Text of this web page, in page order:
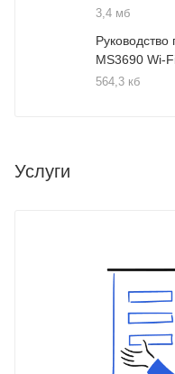
3,4 мб
MS3690 Wi-
564,3 кб
Услуги